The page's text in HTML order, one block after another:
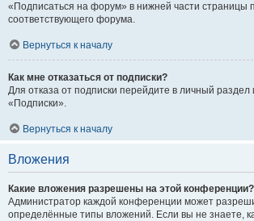
«Подписаться на форум» в нижней части страницы
соответствующего форума.
Вернуться к началу
Как мне отказаться от подписки?
Для отказа от подписки перейдите в личный
«Подписки».
Вернуться к началу
Вложения
Какие вложения разрешены на этой конференции?
Администратор каждой конференции может
определённые типы вложений. Если вы не знаете,